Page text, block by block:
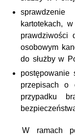
kartotekach,
prawdziwości
osobowym
do służby w
postępowanie
przepisach o
przypadku
W ramach